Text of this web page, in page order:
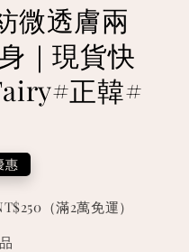
微透膚兩
｜現貨快
正韓#
惠
（滿2萬免運）